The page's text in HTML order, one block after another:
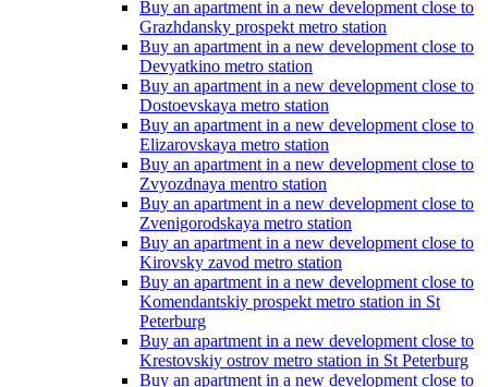
Buy an apartment in a new development close to
Grazhdansky prospekt metro station
Buy an apartment in a new development close to
Devyatkino metro station
Buy an apartment in a new development close to
Dostoevskaya metro station
Buy an apartment in a new development close to
Elizarovskaya metro station
Buy an apartment in a new development close to
Zvyozdnaya mentro station
Buy an apartment in a new development close to
Zvenigorodskaya metro station
Buy an apartment in a new development close to
Kirovsky zavod metro station
Buy an apartment in a new development close to
Komendantskiy prospekt metro station in St
Peterburg
Buy an apartment in a new development close to
Krestovskiy ostrov metro station in St Peterburg
Buy an apartment in a new development close to